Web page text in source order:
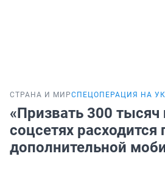
СТРАНА И МИРСПЕЦОПЕРАЦИЯ НА
«Призвать 300 тысяч
соцсетях расходится
дополнительной